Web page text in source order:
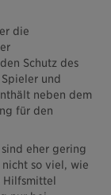
die
Schutz des
und
neben dem
für den
eher gering
so viel, wie
Hilfsmittel